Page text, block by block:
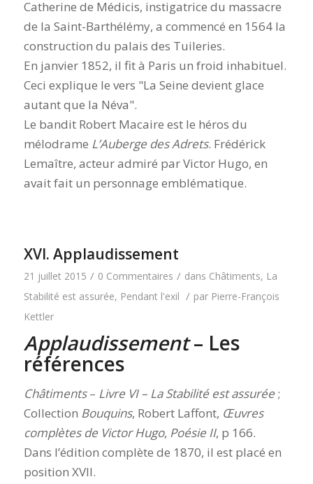
Catherine de Médicis, instigatrice du massacre
de la Saint-Barthélémy, a commencé en 1564 la
construction du palais des Tuileries.
En janvier 1852, il fit à Paris un froid inhabituel.
Ceci explique le vers La Seine devient glace
autant que la Néva .
Le bandit Robert Macaire est le héros du
mélodrame L’Auberge des Adrets. Frédérick
Lemaître, acteur admiré par Victor Hugo, en
avait fait un personnage emblématique.
XVI. Applaudissement
21 juillet 2015 / 0 Commentaires / dans Châtiments, La
Stabilité est assurée, Pendant l'exil / par Pierre-François
Kettler
Applaudissement– Les
références
Châtiments– Livre VI – La Stabilité est assurée;
Collection Bouquins, Robert Laffont, Œuvres
complètes de Victor Hugo, Poésie II, p 166.
Dans l’édition complète de 1870, il est placé en
position XVII.